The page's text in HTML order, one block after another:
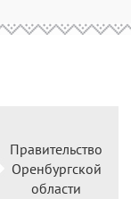
Правительство
Оренбургской
области